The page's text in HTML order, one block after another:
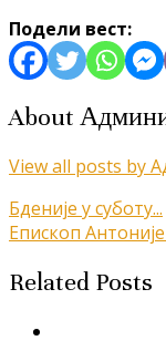
Подели вест:
About
View all posts by
Кретање
чланка
Бденије у суботу...
Епископ Антоније
Related Posts